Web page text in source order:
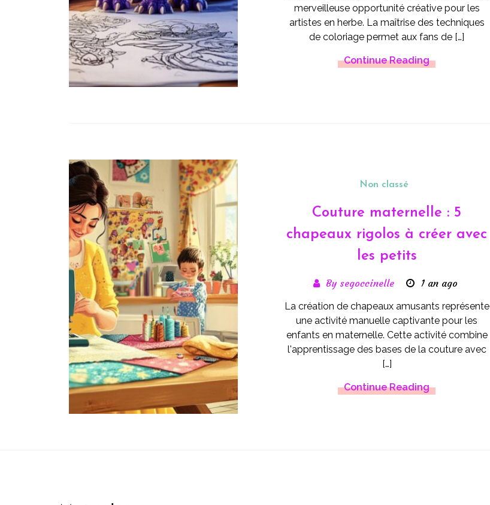
merveilleuse opportunité créative pour les
artistes en herbe. La maîtrise des techniques
de coloriage permet aux fans de […]
Continue Reading
Non classé
Couture maternelle : 5
chapeaux rigolos à créer avec
les petits
By segoccinelle 1 an ago
La création de chapeaux amusants représente
une activité manuelle captivante pour les
enfants en maternelle. Cette activité combine
l'apprentissage des bases de la couture avec
[…]
Continue Reading